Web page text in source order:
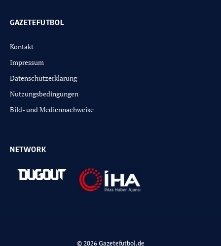
GAZETEFUTBOL
Kontakt
Impressum
Datenschutzerklärung
Nutzungsbedingungen
Bild- und Mediennachweise
NETWORK
© 2026 Gazetefutbol.de